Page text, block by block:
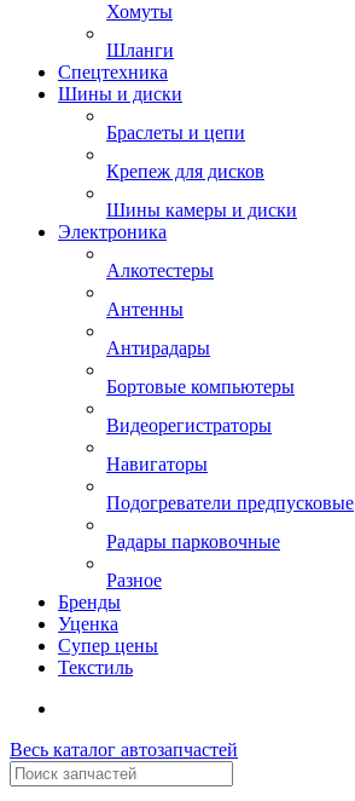
Хомуты
Шланги
Спецтехника
Шины и диски
Браслеты и цепи
Крепеж для дисков
Шины камеры и диски
Электроника
Алкотестеры
Антенны
Антирадары
Бортовые компьютеры
Видеорегистраторы
Навигаторы
Подогреватели предпусковые
Радары парковочные
Разное
Бренды
Уценка
Супер цены
Текстиль
Весь каталог автозапчастей